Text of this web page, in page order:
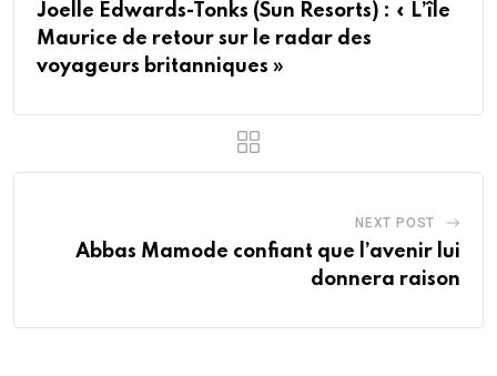
Joelle Edwards-Tonks (Sun Resorts) : « L’île
Maurice de retour sur le radar des
voyageurs britanniques »
NEXT POST
Abbas Mamode confiant que l’avenir lui
donnera raison